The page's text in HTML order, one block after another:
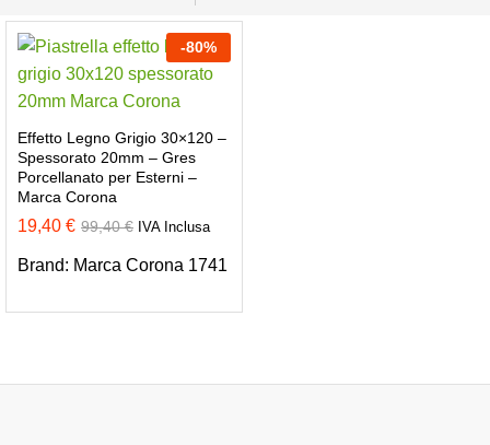
-80%
Effetto Legno Grigio 30×120 –
Spessorato 20mm – Gres
Porcellanato per Esterni –
Marca Corona
19,40 € 99,40€ IVA Inclusa
Brand: Marca Corona 1741